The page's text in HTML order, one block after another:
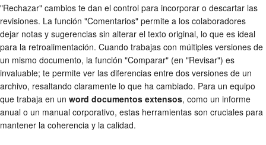
"Rechazar" cambios te dan el control para incorporar o descartar las
revisiones. La función "Comentarios" permite a los colaboradores
dejar notas y sugerencias sin alterar el texto original, lo que es ideal
para la retroalimentación. Cuando trabajas con múltiples versiones de
un mismo documento, la función "Comparar" (en "Revisar") es
invaluable; te permite ver las diferencias entre dos versiones de un
archivo, resaltando claramente lo que ha cambiado. Para un equipo
que trabaja en un word documentos extensos, como un informe
anual o un manual corporativo, estas herramientas son cruciales para
mantener la coherencia y la calidad.